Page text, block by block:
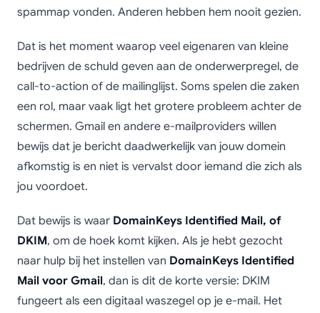
spammap vonden. Anderen hebben hem nooit gezien.
Dat is het moment waarop veel eigenaren van kleine
bedrijven de schuld geven aan de onderwerpregel, de
call-to-action of de mailinglijst. Soms spelen die zaken
een rol, maar vaak ligt het grotere probleem achter de
schermen. Gmail en andere e-mailproviders willen
bewijs dat je bericht daadwerkelijk van jouw domein
afkomstig is en niet is vervalst door iemand die zich als
jou voordoet.
Dat bewijs is waar DomainKeys Identified Mail, of
DKIM, om de hoek komt kijken. Als je hebt gezocht
naar hulp bij het instellen van DomainKeys Identified
Mail voor Gmail, dan is dit de korte versie: DKIM
fungeert als een digitaal waszegel op je e-mail. Het